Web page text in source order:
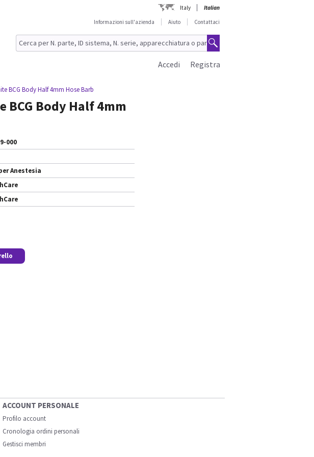
Italy
Italian
Informazioni sull'azienda
Aiuto Contattaci
Registra
Accedi
BCG Body Half 4mm Hose Barb
BCG Body Half 4mm
000
Anestesia
ACCOUNT PERSONALE
Profilo account
Cronologia ordini personali
Gestisci membri